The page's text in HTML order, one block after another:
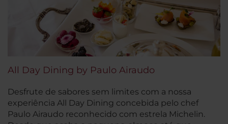
All Day Dining by Paulo Airaudo
Desfrute de sabores sem limites com a nossa
experiência All Day Dining concebida pelo chef
Paulo Airaudo reconhecido com estrela Michelin.